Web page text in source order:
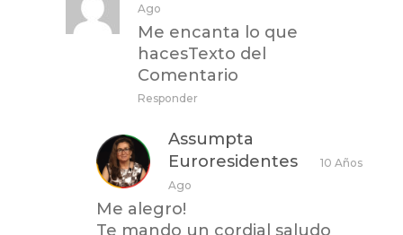
Ago
Me encanta lo que
hacesTexto del
Comentario
Responder
Assumpta
Euroresidentes
10 Años
Ago
Me alegro!
Te mando un cordial saludo